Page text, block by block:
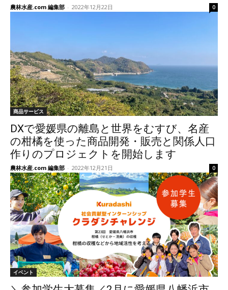
農林水産.com 編集部 - 2022年12月22日 0
商品サービス
DXで愛媛県の離島と世界をむすび、名産
の柑橘を使った商品開発・販売と関係人口
作りのプロジェクトを開始します
農林水産.com 編集部 - 2022年12月21日 0
イベント